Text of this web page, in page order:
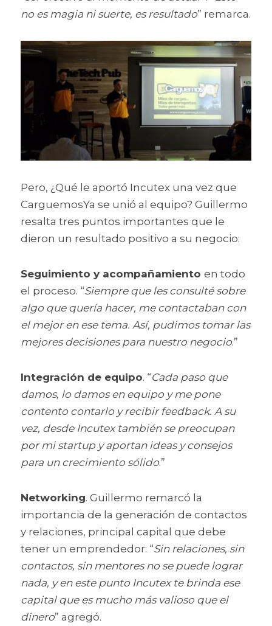
no es magia ni suerte, es resultado” remarca.
Pero, ¿Qué le aportó Incutex una vez que
CarguemosYa se unió al equipo? Guillermo
resalta tres puntos importantes que le
dieron un resultado positivo a su negocio:
Seguimiento y acompañamiento en todo
el proceso. “Siempre que les consulté sobre
algo que quería hacer, me contactaban con
el mejor en ese tema. Así, pudimos tomar las
mejores decisiones para nuestro negocio.”
Integración de equipo. “Cada paso que
damos, lo damos en equipo y me pone
contento contarlo y recibir feedback. A su
vez, desde Incutex también se preocupan
por mi startup y aportan ideas y consejos
para un crecimiento sólido.”
Networking. Guillermo remarcó la
importancia de la generación de contactos
y relaciones, principal capital que debe
tener un emprendedor: “Sin relaciones, sin
contactos, sin mentores no se puede lograr
nada, y en este punto Incutex te brinda ese
capital que es mucho más valioso que el
dinero” agregó.